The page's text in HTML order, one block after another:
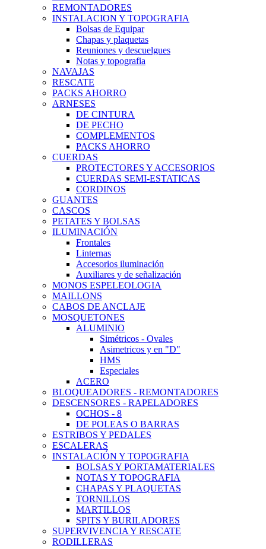
REMONTADORES
INSTALACION Y TOPOGRAFIA
Bolsas de Equipar
Chapas y plaquetas
Reuniones y descuelgues
Notas y topografia
NAVAJAS
RESCATE
PACKS AHORRO
ARNESES
DE CINTURA
DE PECHO
COMPLEMENTOS
PACKS AHORRO
CUERDAS
PROTECTORES Y ACCESORIOS
CUERDAS SEMI-ESTATICAS
CORDINOS
GUANTES
CASCOS
PETATES Y BOLSAS
ILUMINACIÓN
Frontales
Linternas
Accesorios iluminación
Auxiliares y de señalización
MONOS ESPELEOLOGIA
MAILLONS
CABOS DE ANCLAJE
MOSQUETONES
ALUMINIO
Simétricos - Ovales
Asimetricos y en "D"
HMS
Especiales
ACERO
BLOQUEADORES - REMONTADORES
DESCENSORES - RAPELADORES
OCHOS - 8
DE POLEAS O BARRAS
ESTRIBOS Y PEDALES
ESCALERAS
INSTALACIÓN Y TOPOGRAFIA
BOLSAS Y PORTAMATERIALES
NOTAS Y TOPOGRAFIA
CHAPAS Y PLAQUETAS
TORNILLOS
MARTILLOS
SPITS Y BURILADORES
SUPERVIVENCIA Y RESCATE
RODILLERAS